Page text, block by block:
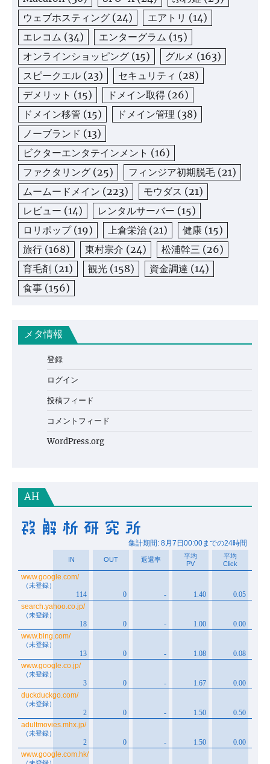
ウェブホスティング (24) エアトリ (14)
エレコム (34) エンターグラム (15)
オンラインショッピング (15) グルメ (163)
スピークエル (23) セキュリティ (28)
デメリット (15) ドメイン取得 (26)
ドメイン移管 (15) ドメイン管理 (38)
ノーブランド (13)
ビクターエンタテインメント (16)
ファクタリング (25) フィンジア初期脱毛 (21)
ムームードメイン (223) モウダス (21)
レビュー (14) レンタルサーバー (15)
ロリポップ(19) 上倉栄治 (21) 健康 (15)
旅行 (168) 東村宗介 (24) 松浦幹三 (26)
育毛剤 (21) 観光 (158) 資金調達 (14)
食事 (156)
メタ情報
登録
ログイン
投稿フィード
コメントフィード
WordPress.org
AH